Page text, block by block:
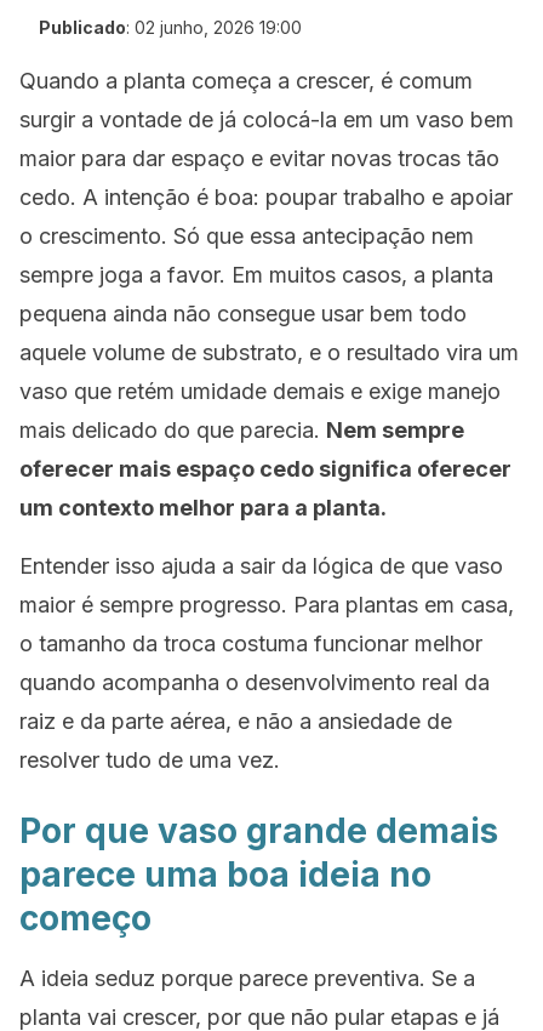
Publicado: 02 junho, 2026 19:00
Quando a planta começa a crescer, é comum
surgir a vontade de já colocá-la em um vaso bem
maior para dar espaço e evitar novas trocas tão
cedo. A intenção é boa: poupar trabalho e apoiar
o crescimento. Só que essa antecipação nem
sempre joga a favor. Em muitos casos, a planta
pequena ainda não consegue usar bem todo
aquele volume de substrato, e o resultado vira um
vaso que retém umidade demais e exige manejo
mais delicado do que parecia. Nem sempre
oferecer mais espaço cedo significa oferecer
um contexto melhor para a planta.
Entender isso ajuda a sair da lógica de que vaso
maior é sempre progresso. Para plantas em casa,
o tamanho da troca costuma funcionar melhor
quando acompanha o desenvolvimento real da
raiz e da parte aérea, e não a ansiedade de
resolver tudo de uma vez.
Por que vaso grande demais
parece uma boa ideia no
começo
A ideia seduz porque parece preventiva. Se a
planta vai crescer, por que não pular etapas e já